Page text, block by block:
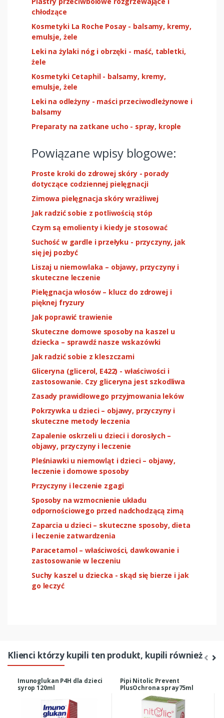
chłodzące
Kosmetyki La Roche Posay - balsamy, kremy,
emulsje, żele
Leki na żylaki nóg i obrzęki - maść, tabletki,
żele
Kosmetyki Cetaphil - balsamy, kremy,
emulsje, żele
Leki na odleżyny - maści przeciwodleżynowe i
balsamy
Preparaty na zatkane ucho - spray, krople
Powiązane wpisy blogowe:
Proste kroki do zdrowej skóry - porady
dotyczące codziennej pielęgnacji
Zimowa pielęgnacja skóry wrażliwej
Jak radzić sobie z potliwością stóp
Czym są emolienty i kiedy je stosować
Suchość w gardle i przełyku - przyczyny, jak
się jej pozbyć
Liszaj u niemowlaka – objawy, przyczyny i
skuteczne leczenie
Pielęgnacja włosów – klucz do zdrowej i
pięknej fryzury
Jak poprawić trawienie
Skuteczne domowe sposoby na kaszel u
dziecka – sprawdź nasze wskazówki
Jak radzić sobie z kleszczami
Gliceryna (glicerol, E422) - właściwości i
zastosowanie. Czy gliceryna jest szkodliwa
Zasady prawidłowego przyjmowania leków
Pokrzywka u dzieci – objawy, przyczyny i
skuteczne metody leczenia
Zapalenie oskrzeli u dzieci i dorosłych –
objawy, przyczyny i leczenie
Pleśniawki u niemowląt i dzieci – objawy,
leczenie i domowe sposoby
Przyczyny i leczenie zgagi
Sposoby na wzmocnienie układu
odpornościowego przed nadchodzącą zimą
Zaparcia u dzieci – skuteczne sposoby, dieta
i leczenie zatwardzenia
Paracetamol – właściwości, dawkowanie i
zastosowanie w leczeniu
Suchy kaszel u dziecka - skąd się bierze i jak
go leczyć
Klienci którzy kupili ten produkt, kupili również
Imunoglukan P4H dla dzieci
syrop 120ml
Pipi Nitolic Prevent
PlusOchrona spray75ml